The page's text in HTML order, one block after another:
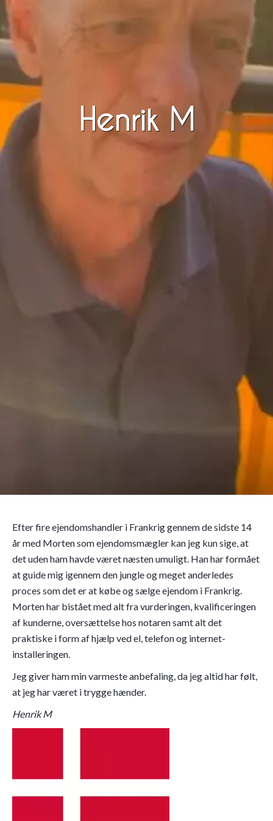
Henrik M
Efter fire ejendomshandler i Frankrig gennem de sidste 14
år med Morten som ejendomsmægler kan jeg kun sige, at
det uden ham havde været næsten umuligt. Han har formået
at guide mig igennem den jungle og meget anderledes
proces som det er at købe og sælge ejendom i Frankrig.
Morten har bistået med alt fra vurderingen, kvalificeringen
af kunderne, oversættelse hos notaren samt alt det
praktiske i form af hjælp ved el, telefon og internet-
installeringen.
Jeg giver ham min varmeste anbefaling, da jeg altid har følt,
at jeg har været i trygge hænder.
Henrik M